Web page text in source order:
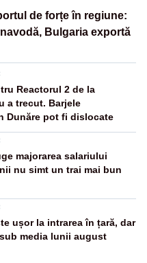
de forțe în regiune:
Bulgaria exportă
Reactorul 2 de la
a trecut. Barjele
Dunăre pot fi dislocate
majorarea salariului
nu simt un trai mai bun
ușor la intrarea în țară, dar
media lunii august